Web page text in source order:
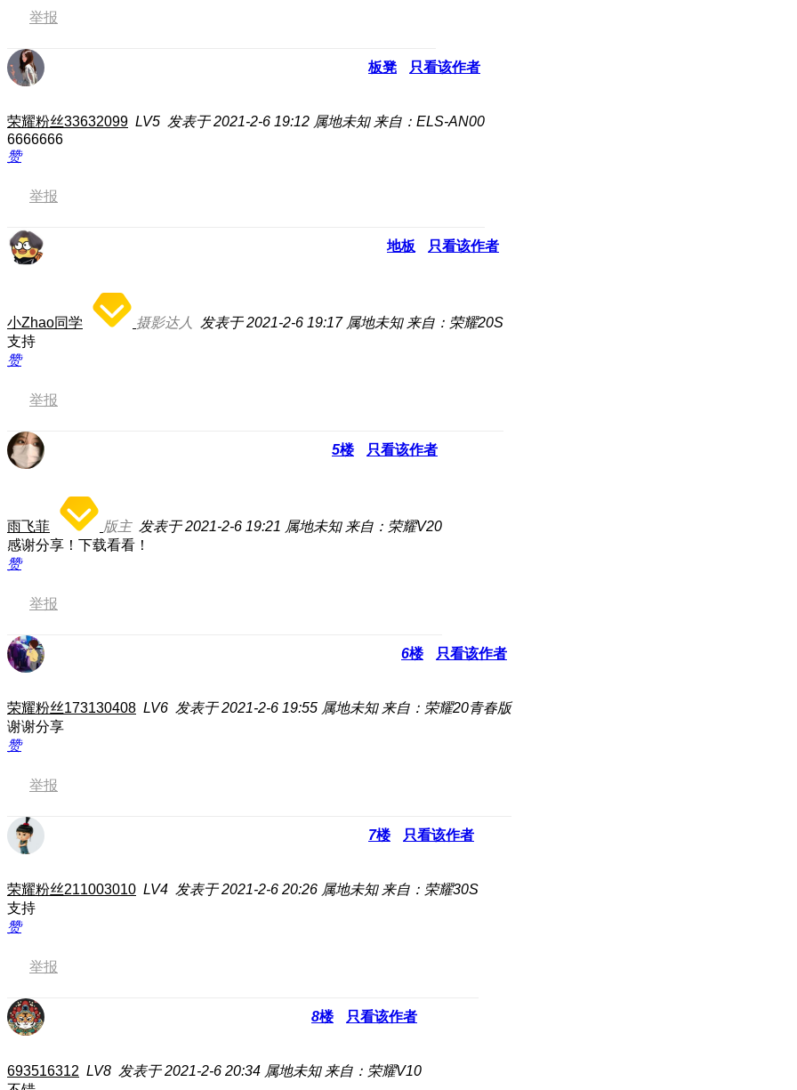
举报
板凳 只看该作者
荣耀粉丝33632099 LV5 发表于 2021-2-6 19:12 属地未知 来自：ELS-AN00
6666666
赞
举报
地板 只看该作者
小Zhao同学 摄影达人 发表于 2021-2-6 19:17 属地未知 来自：荣耀20S
支持
赞
举报
5楼 只看该作者
雨飞菲 版主 发表于 2021-2-6 19:21 属地未知 来自：荣耀V20
感谢分享！下载看看！
赞
举报
6楼 只看该作者
荣耀粉丝173130408 LV6 发表于 2021-2-6 19:55 属地未知 来自：荣耀20青春版
谢谢分享
赞
举报
7楼 只看该作者
荣耀粉丝211003010 LV4 发表于 2021-2-6 20:26 属地未知 来自：荣耀30S
支持
赞
举报
8楼 只看该作者
693516312 LV8 发表于 2021-2-6 20:34 属地未知 来自：荣耀V10